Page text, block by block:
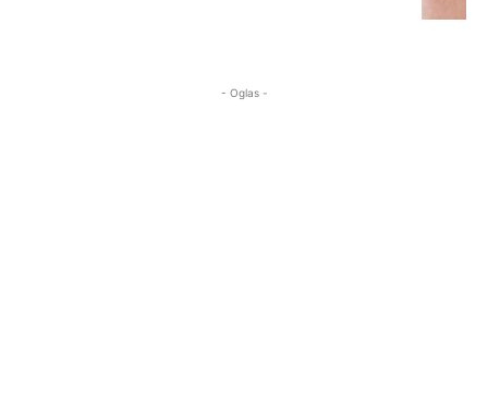
- Oglas -